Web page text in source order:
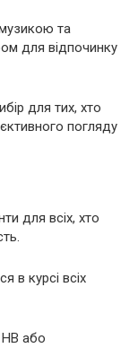
та
для відпочинку
для тих, хто
погляду
для всіх, хто
в курсі всіх
НВ або